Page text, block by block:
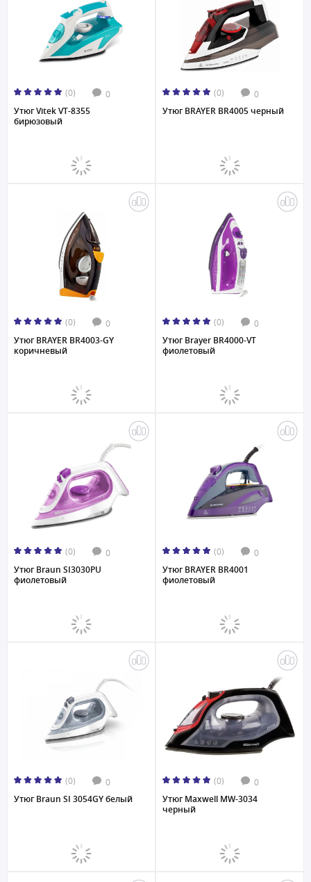
(0) 0
Утюг Vitek VT-8355
бирюзовый
(0) 0
Утюг BRAYER BR4005 черный
(0) 0
Утюг BRAYER BR4003-GY
коричневый
(0) 0
Утюг Brayer BR4000-VT
фиолетовый
(0) 0
Утюг Braun SI3030PU
фиолетовый
(0) 0
Утюг BRAYER BR4001
фиолетовый
(0) 0
Утюг Braun SI 3054GY белый
(0) 0
Утюг Maxwell MW-3034
черный